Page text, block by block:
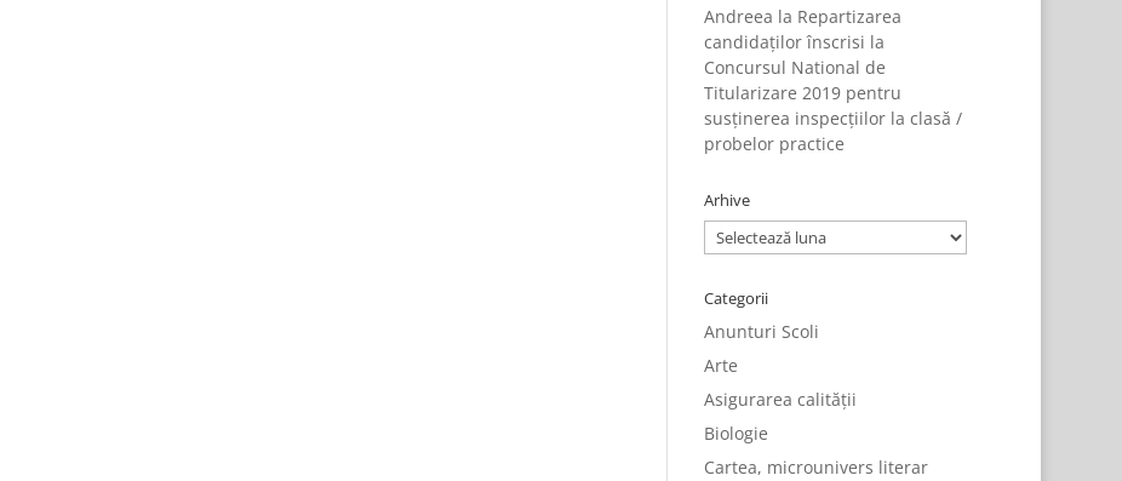
Andreea la Repartizarea
candidaților înscrisi la
Concursul National de
Titularizare 2019 pentru
susținerea inspecțiilor la clasă /
probelor practice
Arhive
Arhive
Categorii
Anunturi Scoli
Arte
Asigurarea calității
Biologie
Cartea, microunivers literar